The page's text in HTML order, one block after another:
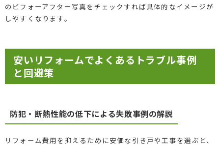
のビフォーアフター写真をチェックすれば具体的なイメージが
しやすくなります。
安いリフォームでよくあるトラブル事例
と回避策
防犯・断熱性能の低下による失敗事例の解説
リフォーム費用を抑えるために安価な引き戸や工事を選ぶと、